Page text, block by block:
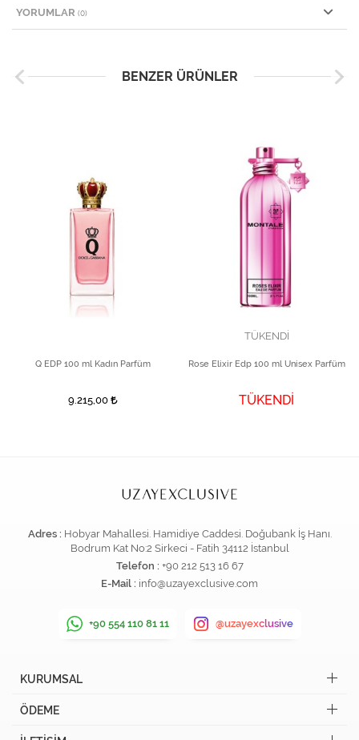
YORUMLAR (0)
BENZER ÜRÜNLER
Q EDP 100 ml Kadın Parfüm
9.215,00
TÜKENDİ
Rose Elixir Edp 100 ml Unisex Parfüm
TÜKENDİ
Adres : Hobyar Mahallesi. Hamidiye Caddesi. Doğubank İş Hanı.
Bodrum Kat No:2 Sirkeci - Fatih 34112 İstanbul
Telefon : +90 212 513 16 67
E-Mail : info@uzayexclusive.com
+90 554 110 81 11 @uzayexclusive
KURUMSAL
ÖDEME